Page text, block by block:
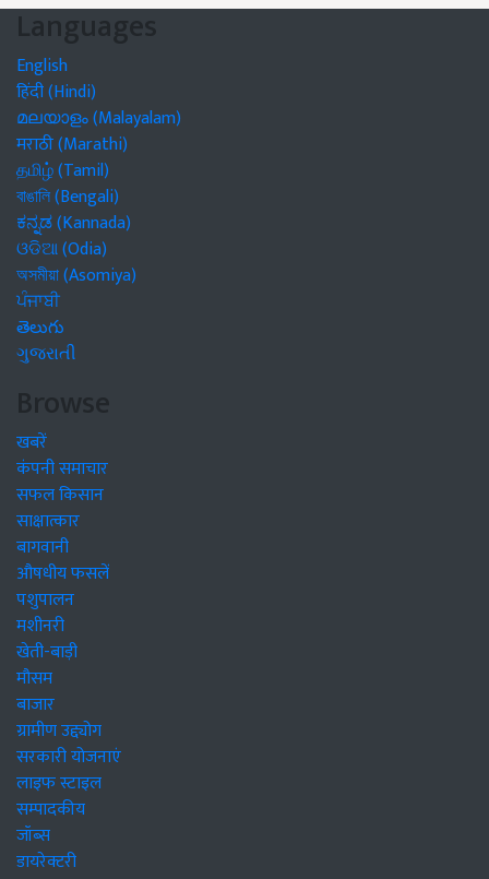
Languages
English
हिंदी (Hindi)
മലയാളം (Malayalam)
मराठी (Marathi)
தமிழ் (Tamil)
বাঙালি (Bengali)
ಕನ್ನಡ (Kannada)
ଓଡିଆ (Odia)
অসমীয়া (Asomiya)
ਪੰਜਾਬੀ
తెలుగు
ગુજરાતી
Browse
खबरें
कंपनी समाचार
सफल किसान
साक्षात्कार
बागवानी
औषधीय फसलें
पशुपालन
मशीनरी
खेती-बाड़ी
मौसम
बाजार
ग्रामीण उद्द्योग
सरकारी योजनाएं
लाइफ स्टाइल
सम्पादकीय
जॉब्स
डायरेक्टरी